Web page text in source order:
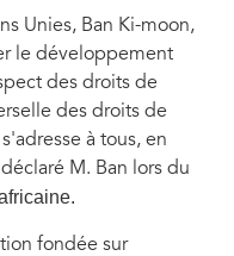
Unies, Ban Ki-moon,
le développement
des droits de
des droits de
à tous, en
M. Ban lors du
fondée sur